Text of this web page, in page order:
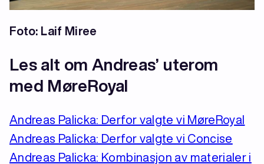
Foto: Laif Miree
Les alt om Andreas’ uterom
med MøreRoyal
Andreas Palicka: Derfor valgte vi MøreRoyal
Andreas Palicka: Derfor valgte vi Concise
Andreas Palicka: Kombinasjon av materialer i